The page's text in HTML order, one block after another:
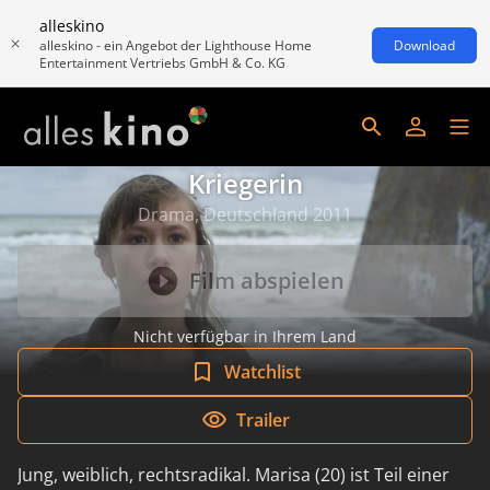
alleskino
alleskino - ein Angebot der Lighthouse Home
Entertainment Vertriebs GmbH & Co. KG
Download
Kriegerin
Drama, Deutschland 2011
Film abspielen
Nicht verfügbar in Ihrem Land
Watchlist
Trailer
Jung, weiblich, rechtsradikal. Marisa (20) ist Teil einer